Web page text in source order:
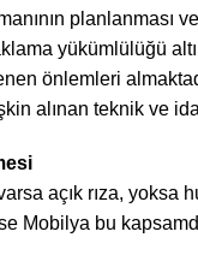
planlanması
önlemleri
alınan teknik ve
açık rıza,
bu